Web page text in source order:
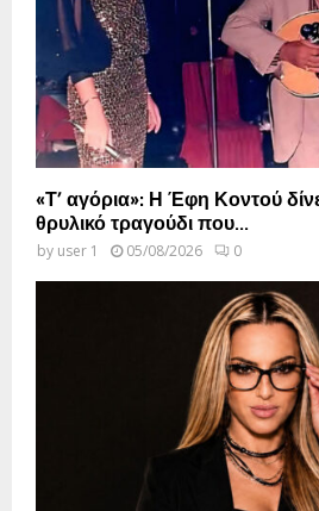
«Τ’ αγόρια»: Η Έφη Κοντού
θρυλικό τραγούδι που...
by user 1 05/08/2026 0